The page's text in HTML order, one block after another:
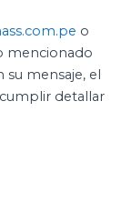
o
mencionado
su mensaje, el
detallar